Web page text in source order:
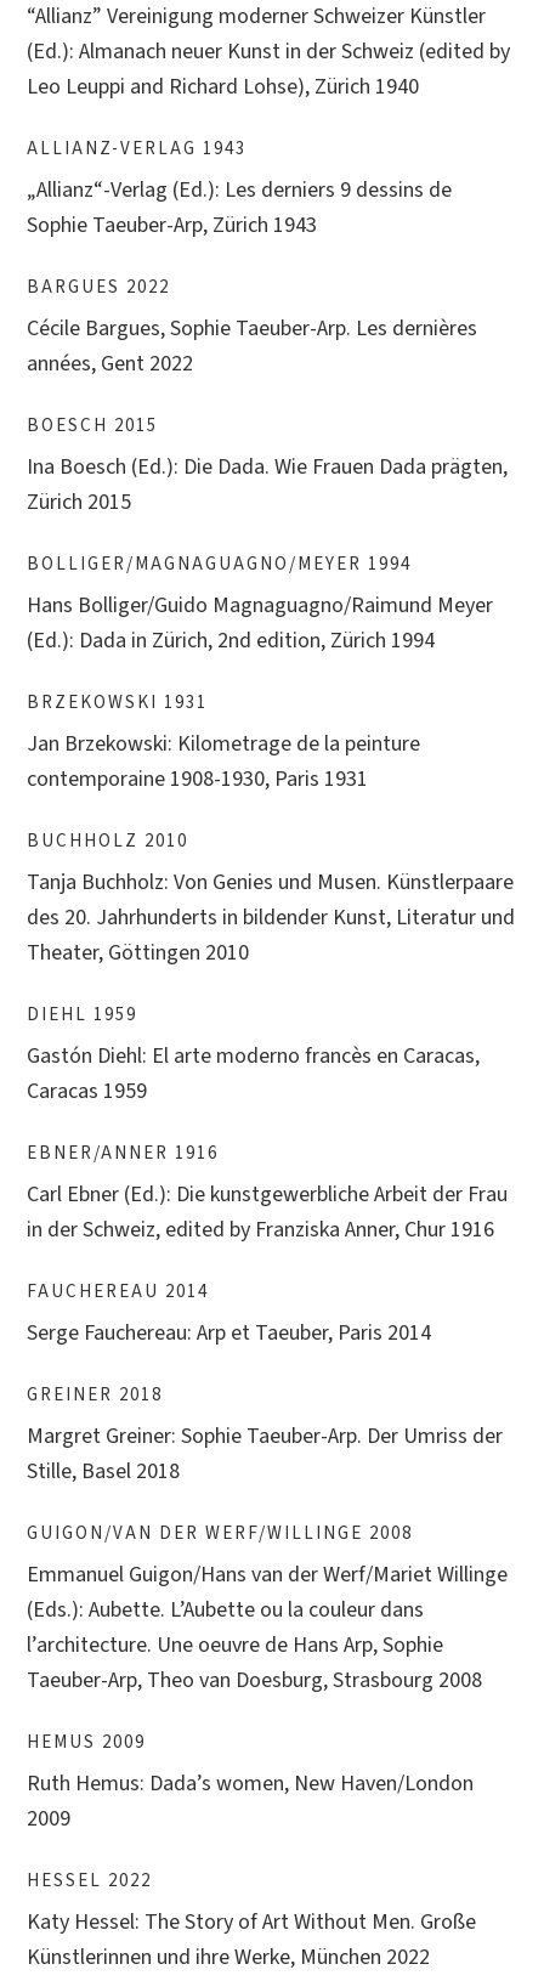
“Allianz” Vereinigung moderner Schweizer Künstler
(Ed.): Almanach neuer Kunst in der Schweiz (edited by
Leo Leuppi and Richard Lohse), Zürich 1940
ALLIANZ-VERLAG 1943
„Allianz“-Verlag (Ed.): Les derniers 9 dessins de
Sophie Taeuber-Arp, Zürich 1943
BARGUES 2022
Cécile Bargues, Sophie Taeuber-Arp. Les dernières
années, Gent 2022
BOESCH 2015
Ina Boesch (Ed.): Die Dada. Wie Frauen Dada prägten,
Zürich 2015
BOLLIGER/MAGNAGUAGNO/MEYER 1994
Hans Bolliger/Guido Magnaguagno/Raimund Meyer
(Ed.): Dada in Zürich, 2nd edition, Zürich 1994
BRZEKOWSKI 1931
Jan Brzekowski: Kilometrage de la peinture
contemporaine 1908-1930, Paris 1931
BUCHHOLZ 2010
Tanja Buchholz: Von Genies und Musen. Künstlerpaare
des 20. Jahrhunderts in bildender Kunst, Literatur und
Theater, Göttingen 2010
DIEHL 1959
Gastón Diehl: El arte moderno francès en Caracas,
Caracas 1959
EBNER/ANNER 1916
Carl Ebner (Ed.): Die kunstgewerbliche Arbeit der Frau
in der Schweiz, edited by Franziska Anner, Chur 1916
FAUCHEREAU 2014
Serge Fauchereau: Arp et Taeuber, Paris 2014
GREINER 2018
Margret Greiner: Sophie Taeuber-Arp. Der Umriss der
Stille, Basel 2018
GUIGON/VAN DER WERF/WILLINGE 2008
Emmanuel Guigon/Hans van der Werf/Mariet Willinge
(Eds.): Aubette. L’Aubette ou la couleur dans
l’architecture. Une oeuvre de Hans Arp, Sophie
Taeuber-Arp, Theo van Doesburg, Strasbourg 2008
HEMUS 2009
Ruth Hemus: Dada’s women, New Haven/London
2009
HESSEL 2022
Katy Hessel: The Story of Art Without Men. Große
Künstlerinnen und ihre Werke, München 2022